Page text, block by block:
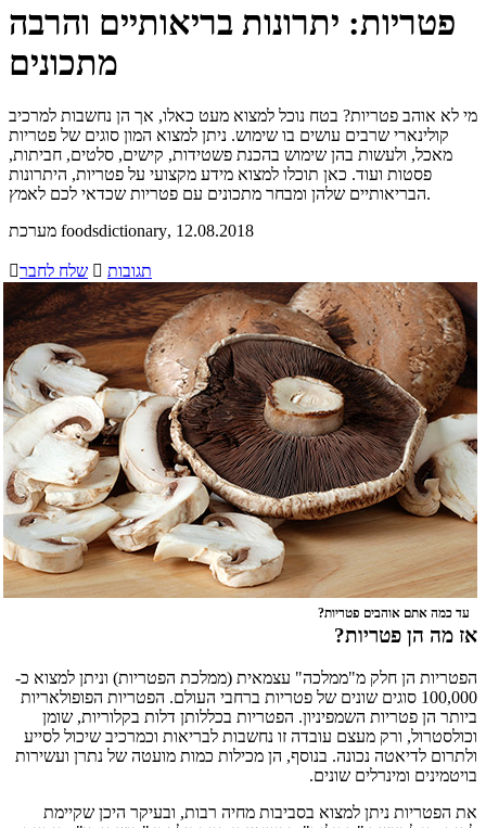
פטריות: יתרונות בריאותיים והרבה
מתכונים
מי לא אוהב פטריות? בטח נוכל למצוא מעט כאלו, אך הן נחשבות למרכיב
קולינארי שרבים עושים בו שימוש. ניתן למצוא המון סוגים של פטריות
מאכל, ולעשות בהן שימוש בהכנת פשטידות, קישים, סלטים, חביתות,
פסטות ועוד. כאן תוכלו למצוא מידע מקצועי על פטריות, היתרונות
הבריאותיים שלהן ומבחר מתכונים עם פטריות שכדאי לכם לאמץ.
מערכת foodsdictionary, 12.08.2018
שלח לחבר  תגובות
עד כמה אתם אוהבים פטריות?
אז מה הן פטריות?
הפטריות הן חלק מ"ממלכה" עצמאית (ממלכת הפטריות) וניתן למצוא כ-
100,000 סוגים שונים של פטריות ברחבי העולם. הפטריות הפופולאריות
ביותר הן פטריות השמפיניון. הפטריות בכללותן דלות בקלוריות, שומן
וכולסטרול, ורק מעצם עובדה זו נחשבות לבריאות וכמרכיב שיכול לסייע
ולתרום לדיאטה נכונה. בנוסף, הן מכילות כמות מועטה של נתרן ועשירות
בויטמינים ומינרלים שונים.
את הפטריות ניתן למצוא בסביבות מחיה רבות, ובעיקר היכן שקיימת